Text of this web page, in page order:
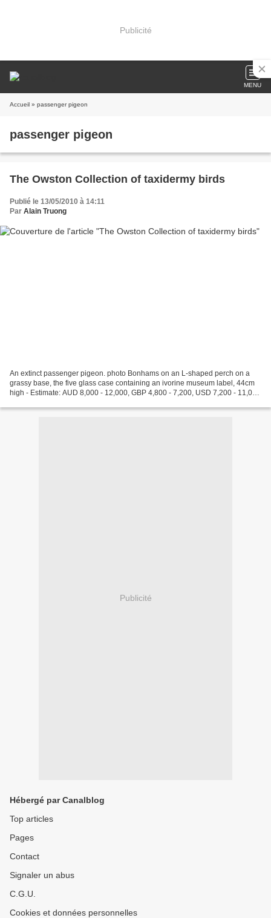
Publicité
MENU
Accueil » passenger pigeon
passenger pigeon
The Owston Collection of taxidermy birds
Publié le 13/05/2010 à 14:11
Par Alain Truong
An extinct passenger pigeon. photo Bonhams on an L-shaped perch on a
grassy base, the five glass case containing an ivorine museum label, 44cm
high - Estimate: AUD 8,000 - 12,000, GBP 4,800 - 7,200, USD 7,200 - 11,000
Publicité
Hébergé par Canalblog
Top articles
Pages
Contact
Signaler un abus
C.G.U.
Cookies et données personnelles